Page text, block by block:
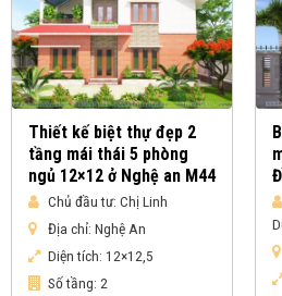
Thiết kế biệt thự đẹp 2
tầng mái thái 5 phòng
ngủ 12×12 ở Nghệ an M44
Chủ đầu tư: Chị Linh
Địa chỉ: Nghệ An
Diện tích: 12×12,5
Số tầng: 2